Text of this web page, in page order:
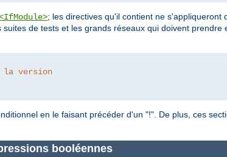
; les directives qu'il contient ne s'appliqueront
de tests et les grands réseaux qui doivent prendre
version
en le faisant précéder d'un "!". De plus, ces
booléennes